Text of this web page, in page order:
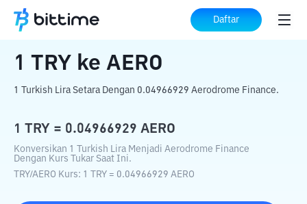
Daftar
Beranda Konverter Kripto ke AERO
1 TRY ke AERO
1 Turkish Lira Setara Dengan 0.04966929 Aerodrome Finance.
1 TRY = 0.04966929 AERO
Konversikan 1 Turkish Lira Menjadi Aerodrome Finance
Dengan Kurs Tukar Saat Ini.
TRY/AERO Kurs: 1 TRY = 0.04966929 AERO